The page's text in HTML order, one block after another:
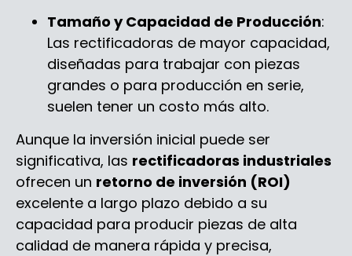
Tamaño y Capacidad de Producción:
Las rectificadoras de mayor capacidad,
diseñadas para trabajar con piezas
grandes o para producción en serie,
suelen tener un costo más alto.
Aunque la inversión inicial puede ser
significativa, las rectificadoras industriales
ofrecen un retorno de inversión (ROI)
excelente a largo plazo debido a su
capacidad para producir piezas de alta
calidad de manera rápida y precisa,